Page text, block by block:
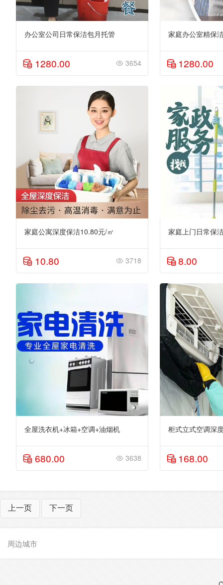
办公室公司日常保洁包月托管
1280.00 3654
家庭办公室精保
1280.00
家庭公寓深度保洁10.80元/㎡
10.80 3718
家庭上门日常保
8.00
全屋洗衣机+冰箱+空调+油烟机
680.00 3638
柜式立式空调深
168.00
上一页 下一页
周边城市